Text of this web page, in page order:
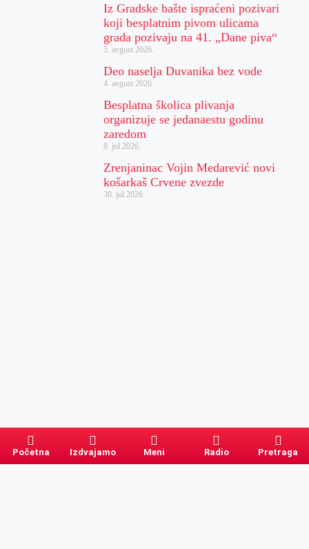
Iz Gradske bašte ispraćeni pozivari
koji besplatnim pivom ulicama
grada pozivaju na 41. „Dane piva“
5. avgust 2026.
Deo naselja Duvanika bez vode
4. avgust 2026.
Besplatna školica plivanja
organizuje se jedanaestu godinu
zaredom
8. jul 2026.
Zrenjaninac Vojin Medarević novi
košarkaš Crvene zvezde
30. jul 2026.
Početna Izdvajamo Meni Radio Pretraga